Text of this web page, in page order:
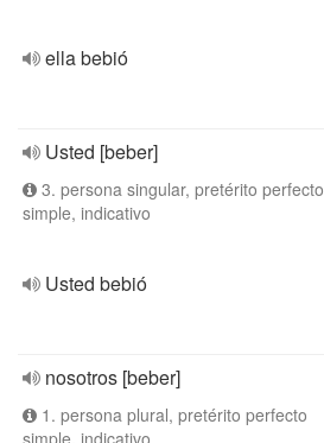
ella bebió
Usted [beber]
3. persona singular, pretérito perfecto
simple, indicativo
Usted bebió
nosotros [beber]
1. persona plural, pretérito perfecto
simple, indicativo